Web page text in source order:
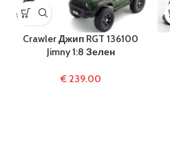
Crawler Джип RGT 136100
Jimny 1:8 Зелен
€239.00